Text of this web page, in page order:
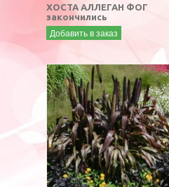
ХОСТА АЛЛЕГАН ФОГ
закончились
Добавить в заказ